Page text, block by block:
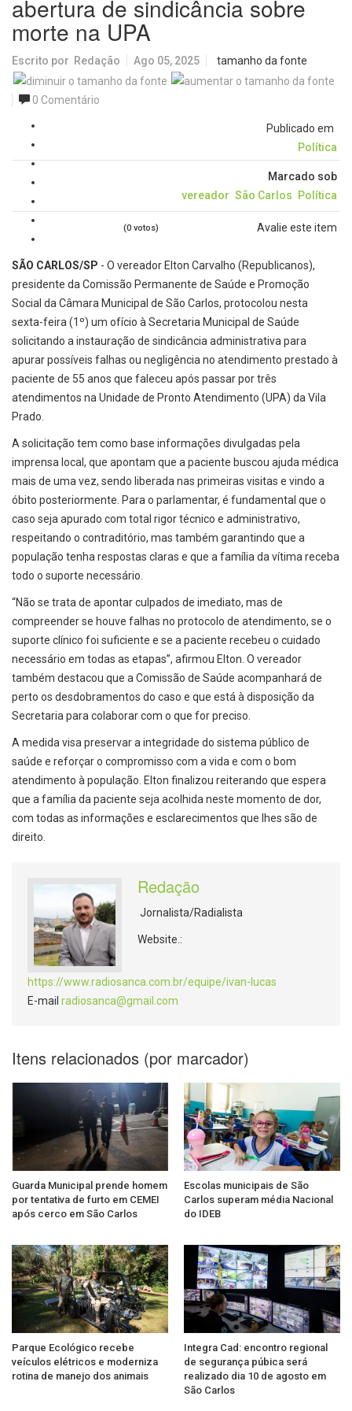
abertura de sindicância sobre
morte na UPA
Escrito por Redação Ago 05, 2025 tamanho da fonte
0 Comentário
Publicado em
Política
Marcado sob
vereador São Carlos Política
Avalie este item
(0 votos)
SÃO CARLOS/SP - O vereador Elton Carvalho (Republicanos),
presidente da Comissão Permanente de Saúde e Promoção
Social da Câmara Municipal de São Carlos, protocolou nesta
sexta-feira (1º) um ofício à Secretaria Municipal de Saúde
solicitando a instauração de sindicância administrativa para
apurar possíveis falhas ou negligência no atendimento prestado à
paciente de 55 anos que faleceu após passar por três
atendimentos na Unidade de Pronto Atendimento (UPA) da Vila
Prado.
A solicitação tem como base informações divulgadas pela
imprensa local, que apontam que a paciente buscou ajuda médica
mais de uma vez, sendo liberada nas primeiras visitas e vindo a
óbito posteriormente. Para o parlamentar, é fundamental que o
caso seja apurado com total rigor técnico e administrativo,
respeitando o contraditório, mas também garantindo que a
população tenha respostas claras e que a família da vítima receba
todo o suporte necessário.
“Não se trata de apontar culpados de imediato, mas de
compreender se houve falhas no protocolo de atendimento, se o
suporte clínico foi suficiente e se a paciente recebeu o cuidado
necessário em todas as etapas”, afirmou Elton. O vereador
também destacou que a Comissão de Saúde acompanhará de
perto os desdobramentos do caso e que está à disposição da
Secretaria para colaborar com o que for preciso.
A medida visa preservar a integridade do sistema público de
saúde e reforçar o compromisso com a vida e com o bom
atendimento à população. Elton finalizou reiterando que espera
que a família da paciente seja acolhida neste momento de dor,
com todas as informações e esclarecimentos que lhes são de
direito.
Redação
Jornalista/Radialista
Website.:
https://www.radiosanca.com.br/equipe/ivan-lucas
E-mail radiosanca@gmail.com
Itens relacionados (por marcador)
Guarda Municipal prende homem
por tentativa de furto em CEMEI
após cerco em São Carlos
Escolas municipais de São
Carlos superam média Nacional
do IDEB
Parque Ecológico recebe
veículos elétricos e moderniza
rotina de manejo dos animais
Integra Cad: encontro regional
de segurança púbica será
realizado dia 10 de agosto em
São Carlos